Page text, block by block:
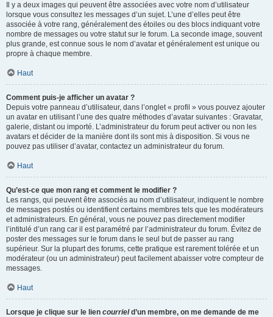
Il y a deux images qui peuvent être associées avec votre nom d’utilisateur
lorsque vous consultez les messages d’un sujet. L’une d’elles peut être
associée à votre rang, généralement des étoiles ou des blocs indiquant votre
nombre de messages ou votre statut sur le forum. La seconde image, souvent
plus grande, est connue sous le nom d’avatar et généralement est unique ou
propre à chaque membre.
Haut
Comment puis-je afficher un avatar ?
Depuis votre panneau d’utilisateur, dans l’onglet « profil » vous pouvez ajouter
un avatar en utilisant l’une des quatre méthodes d’avatar suivantes : Gravatar,
galerie, distant ou importé. L’administrateur du forum peut activer ou non les
avatars et décider de la manière dont ils sont mis à disposition. Si vous ne
pouvez pas utiliser d’avatar, contactez un administrateur du forum.
Haut
Qu’est-ce que mon rang et comment le modifier ?
Les rangs, qui peuvent être associés au nom d’utilisateur, indiquent le nombre
de messages postés ou identifient certains membres tels que les modérateurs
et administrateurs. En général, vous ne pouvez pas directement modifier
l’intitulé d’un rang car il est paramétré par l’administrateur du forum. Évitez de
poster des messages sur le forum dans le seul but de passer au rang
supérieur. Sur la plupart des forums, cette pratique est rarement tolérée et un
modérateur (ou un administrateur) peut facilement abaisser votre compteur de
messages.
Haut
Lorsque je clique sur le lien courrield’un membre, on me demande de me